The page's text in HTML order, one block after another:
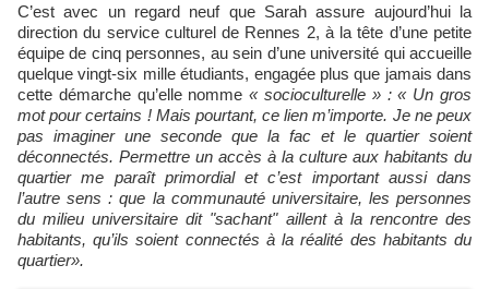
C’est avec un regard neuf que Sarah assure aujourd’hui la
direction du service culturel de Rennes 2, à la tête d’une petite
équipe de cinq personnes, au sein d’une université qui accueille
quelque vingt-six mille étudiants, engagée plus que jamais dans
cette démarche qu’elle nomme« socioculturelle » : « Un gros
mot pour certains ! Mais pourtant, ce lien m’importe. Je ne peux
pas imaginer une seconde que la fac et le quartier soient
déconnectés. Permettre un accès à la culture aux habitants du
quartier me paraît primordial et c’est important aussi dans
l’autre sens : que la communauté universitaire, les personnes
du milieu universitaire dit "sachant" aillent à la rencontre des
habitants, qu’ils soient connectés à la réalité des habitants du
quartier».